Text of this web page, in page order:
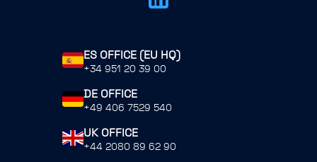
ES OFFICE (EU HQ)
+34 951 20 39 00
DE OFFICE
+49 406 7529 540
UK OFFICE
+44 2080 89 62 90